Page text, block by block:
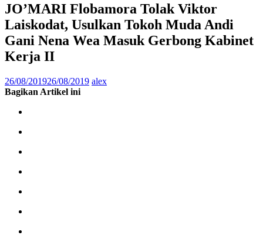
JO’MARI Flobamora Tolak Viktor
Laiskodat, Usulkan Tokoh Muda Andi
Gani Nena Wea Masuk Gerbong Kabinet
Kerja II
26/08/201926/08/2019 alex
Bagikan Artikel ini